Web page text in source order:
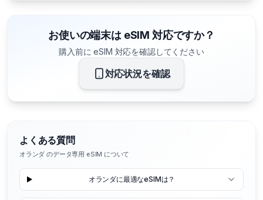
お使いの端末は eSIM 対応ですか？
購入前に eSIM 対応を確認してください
対応状況を確認
よくある質問
オランダ のデータ専用 eSIM について
オランダに最適なeSIMは？